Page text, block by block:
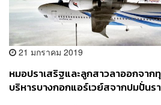
21 มกราคม 2019
หมอปราเสริฐและลูกสาวลาออกจา
บริหารบางกอกแอร์เวย์สจากปมปั่นร